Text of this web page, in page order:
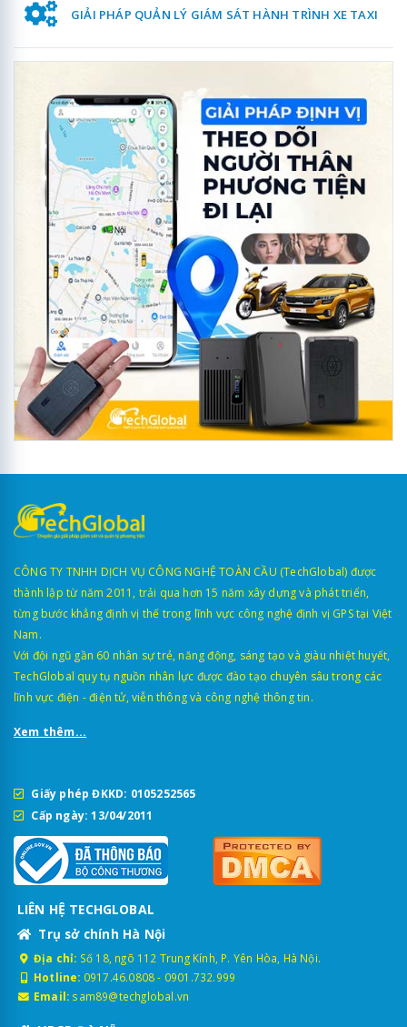
GIẢI PHÁP QUẢN LÝ GIÁM SÁT HÀNH TRÌNH XE TAXI
CÔNG TY TNHH DỊCH VỤ CÔNG NGHỆ TOÀN CẦU (TechGlobal) được
thành lập từ năm 2011, trải qua hơn 15 năm xây dựng và phát triển,
từng bước khẳng định vị thế trong lĩnh vực công nghệ định vị GPS tại Việt
Nam.
Với đội ngũ gần 60 nhân sự trẻ, năng động, sáng tạo và giàu nhiệt huyết,
TechGlobal quy tụ nguồn nhân lực được đào tạo chuyên sâu trong các
lĩnh vực điện - điện tử, viễn thông và công nghệ thông tin.
Xem thêm...
Giấy phép ĐKKD: 0105252565
Cấp ngày: 13/04/2011
LIÊN HỆ TECHGLOBAL
Trụ sở chính Hà Nội
Địa chỉ: Số 18, ngõ 112 Trung Kính, P. Yên Hòa, Hà Nội.
Hotline: 0917.46.0808- 0901.732.999
Email: sam89@techglobal.vn